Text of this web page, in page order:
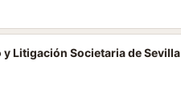
Litigación Societaria de Sevilla